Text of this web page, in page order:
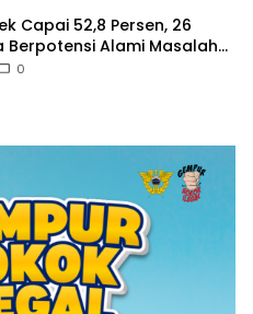
Capai 52,8 Persen, 26
Berpotensi Alami Masalah
0